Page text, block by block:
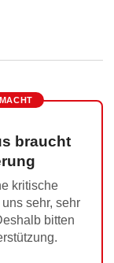
braucht
kritische
sehr, sehr
bitten